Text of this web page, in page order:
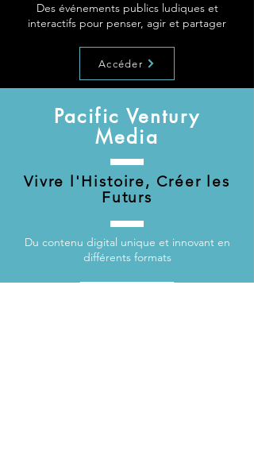
Des événements publics ludiques et
interactifs pour penser, agir et partager
Accéder
Pacific Ventury
Media
Vivre l'Histoire, Créer les
Futurs
Du contenu digital unique et innovant en
différents formats